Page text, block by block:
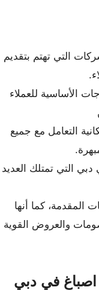
التي تهتم بتقديم
الأساسية للعملاء
التعامل مع جميع
التي تمتلك العديد
المقدمة، كما أنها
والعروض القوية
في دبي